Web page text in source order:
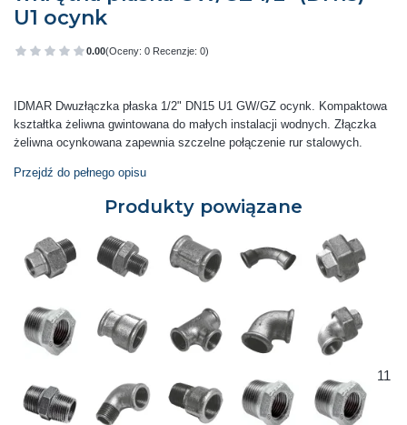
U1 ocynk
0.00(Oceny: 0 Recenzje: 0)
Przejdź do sekcji Opinie
IDMAR Dwuzłączka płaska 1/2" DN15 U1 GW/GZ ocynk. Kompaktowa
kształtka żeliwna gwintowana do małych instalacji wodnych. Złączka
żeliwna ocynkowana zapewnia szczelne połączenie rur stalowych.
Przejdź do pełnego opisu
Produkty powiązane
11